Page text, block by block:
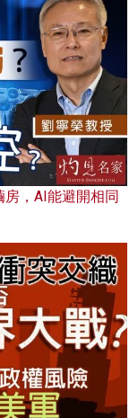
，AI能避開相同